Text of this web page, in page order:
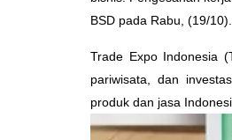
BSD pada Rabu, (19/10).
Trade Expo Indonesia
pariwisata, dan
produk dan jasa